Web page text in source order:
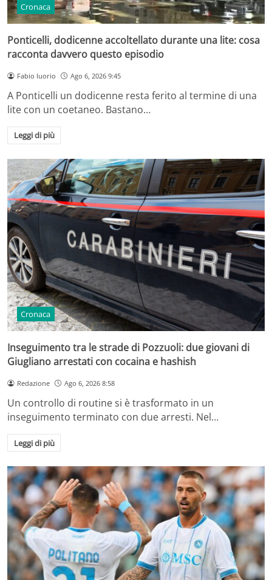
Cronaca
Ponticelli, dodicenne accoltellato durante una lite: cosa
racconta davvero questo episodio
Fabio Iuorio Ago 6, 2026 9:45
A Ponticelli un dodicenne resta ferito al termine di una
lite con un coetaneo. Bastano…
Leggi di più
Cronaca
Inseguimento tra le strade di Pozzuoli: due giovani di
Giugliano arrestati con cocaina e hashish
Redazione Ago 6, 2026 8:58
Un controllo di routine si è trasformato in un
inseguimento terminato con due arresti. Nel…
Leggi di più